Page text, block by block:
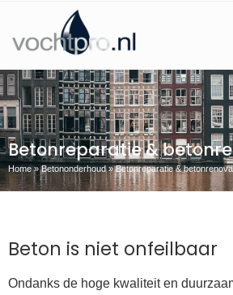
Betonreparatie &
Home»Betononderhoud»Betonreparatie &
Beton is niet onfeilbaar
Ondanks de hoge kwaliteit en